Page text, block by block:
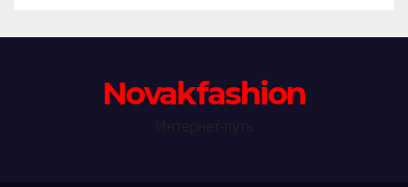
Novakfashion